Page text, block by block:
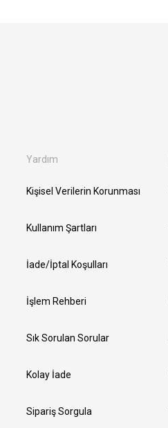
Yardım
Kişisel Verilerin Korunması
Kullanım Şartları
İade/İptal Koşulları
İşlem Rehberi
Sık Sorulan Sorular
Kolay İade
Sipariş Sorgula